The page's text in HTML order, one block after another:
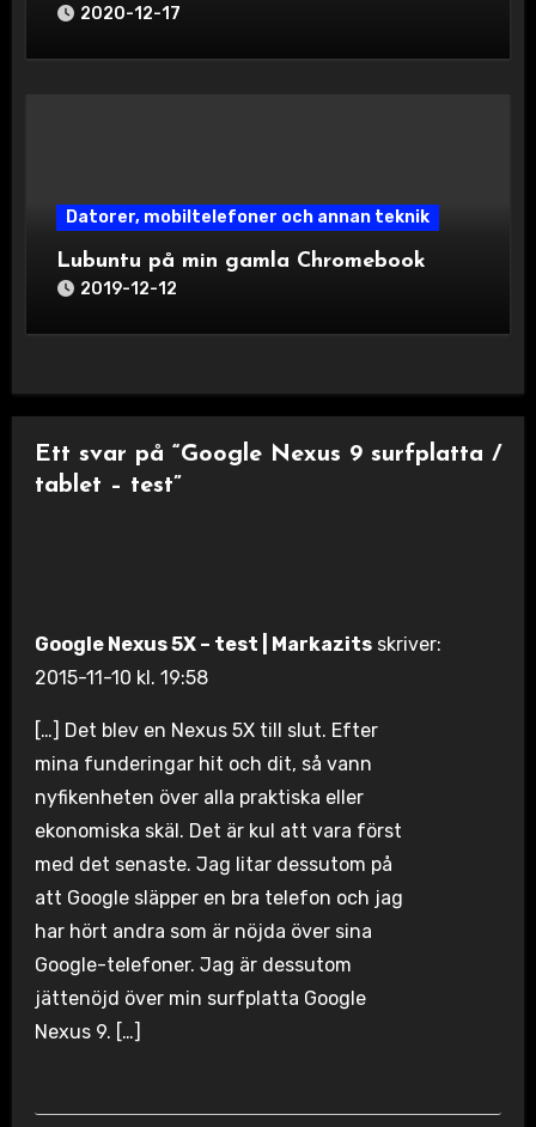
2020-12-17
Datorer, mobiltelefoner och annan teknik
Lubuntu på min gamla Chromebook
2019-12-12
Ett svar på “Google Nexus 9 surfplatta /
tablet – test”
Google Nexus 5X – test | Markazits skriver:
2015-11-10 kl. 19:58
[…] Det blev en Nexus 5X till slut. Efter
mina funderingar hit och dit, så vann
nyfikenheten över alla praktiska eller
ekonomiska skäl. Det är kul att vara först
med det senaste. Jag litar dessutom på
att Google släpper en bra telefon och jag
har hört andra som är nöjda över sina
Google-telefoner. Jag är dessutom
jättenöjd över min surfplatta Google
Nexus 9. […]